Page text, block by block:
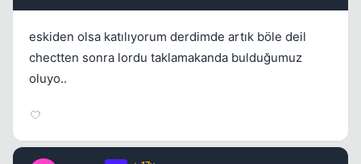
eskiden olsa katılıyorum derdimde artık böle deil
chectten sonra lordu taklamakanda bulduğumuz
oluyo..